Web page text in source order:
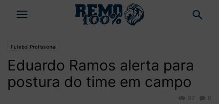
Futebol Profissional
Eduardo Ramos alerta para
postura do time em campo
0
92